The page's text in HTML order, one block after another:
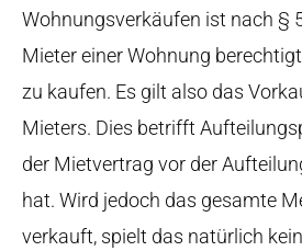
Wohnungsverkäufen ist nach §
Mieter einer Wohnung
zu kaufen. Es gilt also das
Mieters. Dies betrifft
der Mietvertrag vor der
hat. Wird jedoch das gesamte
verkauft, spielt das natürlich